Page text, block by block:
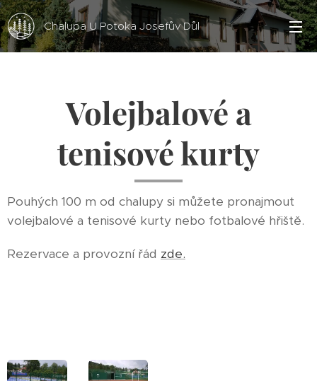
Chalupa U Potoka Josefův Důl
Volejbalové a
tenisové kurty
Pouhých 100 m od chalupy si můžete pronajmout
volejbalové a tenisové kurty nebo fotbalové hřiště.
Rezervace a provozní řád zde.